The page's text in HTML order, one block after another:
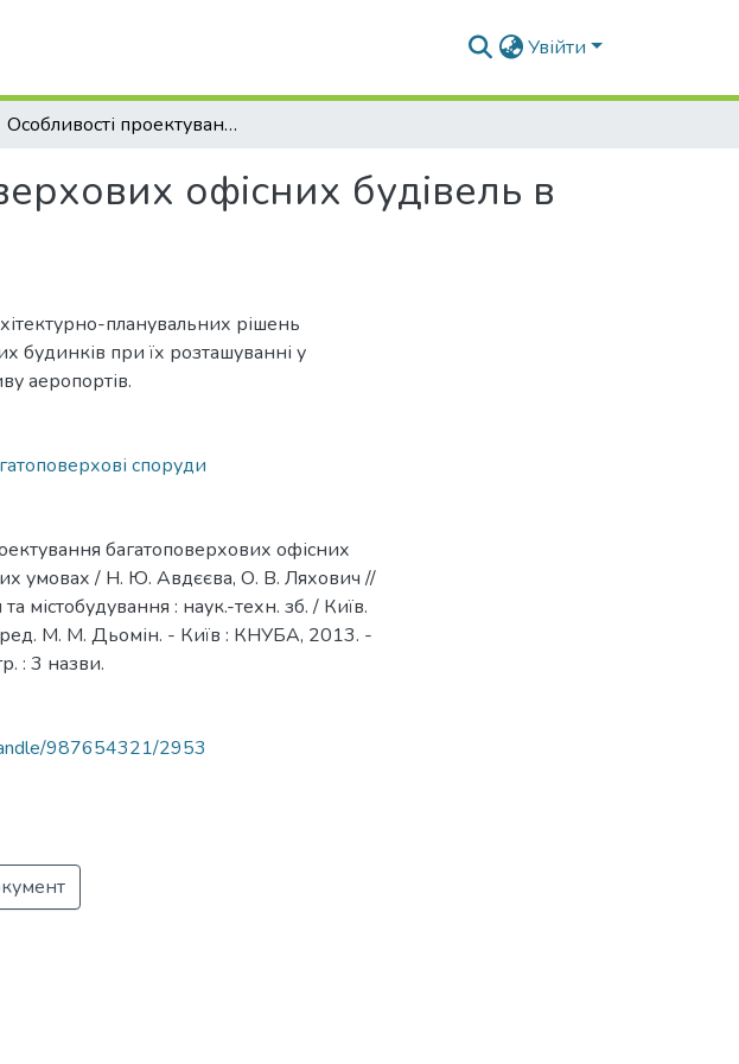
Увійти
Особливості проектування багатоповерхових офісних будівель в різних містобудівних умовах
офісних будівель в
планувальних рішень
будинків при їх розташуванні у
аеропортів.
споруди
багатоповерхових офісних
умовах / Н. Ю. Авдєєва, О. В. Ляхович //
містобудування : наук.-техн. зб. / Київ.
ред. М. М. Дьомін. - Київ : КНУБА, 2013. -
: 3 назви.
987654321/2953